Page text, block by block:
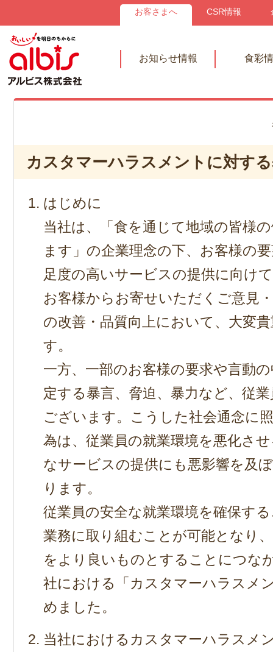
お客さまへ CSR情報
お知らせ情報 食彩
カスタマーハラスメントに対す
はじめに
当社は、「食を通じて地域の皆様
ます」の企業理念の下、お客様の
足度の高いサービスの提供に向け
お客様からお寄せいただくご意見
の改善・品質向上において、大変
す。
一方、一部のお客様の要求や言動
定する暴言、脅迫、暴力など、従
ございます。こうした社会通念に
為は、従業員の就業環境を悪化さ
なサービスの提供にも悪影響を及
ります。
従業員の安全な就業環境を確保す
業務に取り組むことが可能となり
をより良いものとすることにつな
社における「カスタマーハラスメ
めました。
当社におけるカスタマーハラスメ